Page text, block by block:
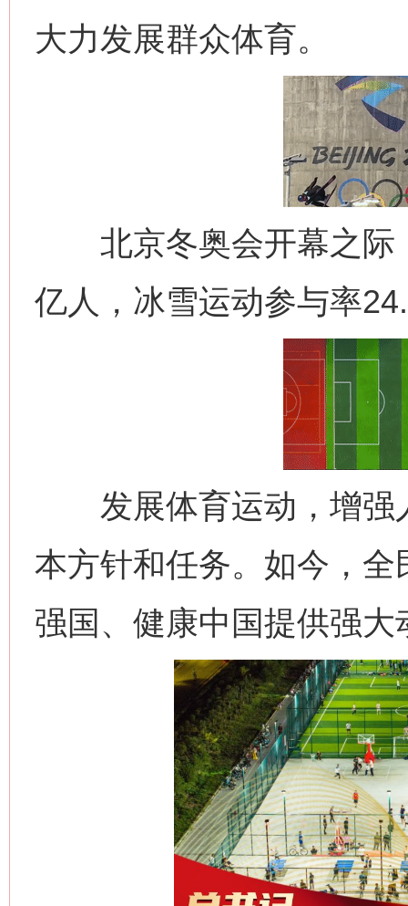
大力发展群众体育。
北京冬奥会开幕之际
亿人，冰雪运动参与率
发展体育运动，增强
本方针和任务。如今，
强国、健康中国提供强大
网上购药对药下症？